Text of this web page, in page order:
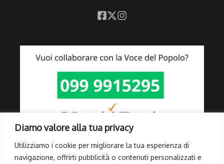
Diamo valore alla tua privacy
Utilizziamo i cookie per migliorare la tua esperienza di
navigazione, offrirti pubblicità o contenuti personalizzati e